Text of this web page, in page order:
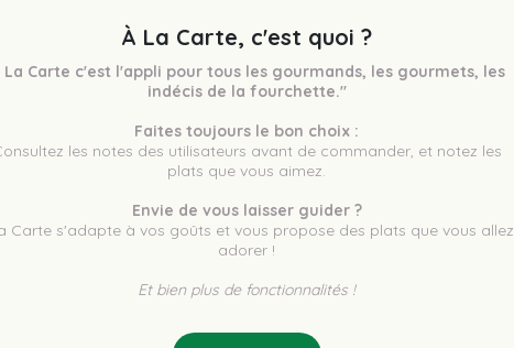
À La Carte, c'est quoi ?
La Carte c'est l'appli pour tous les gourmands, les gourmets, les
indécis de la fourchette."
Faites toujours le bon choix :
plats que vous aimez.
Envie de vous laisser guider ?
Carte s'adapte à vos goûts et vous propose des plats que vous allez
adorer !
Et bien plus de fonctionnalités !